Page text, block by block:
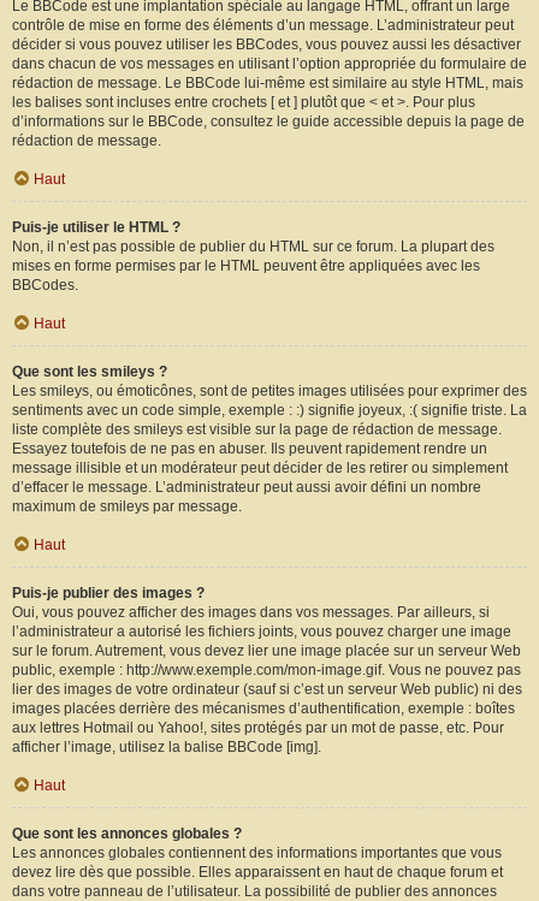
Le BBCode est une implantation spéciale au langage HTML, offrant un large
contrôle de mise en forme des éléments d’un message. L’administrateur peut
décider si vous pouvez utiliser les BBCodes, vous pouvez aussi les désactiver
dans chacun de vos messages en utilisant l’option appropriée du formulaire de
rédaction de message. Le BBCode lui-même est similaire au style HTML, mais
les balises sont incluses entre crochets [ et ] plutôt que < et >. Pour plus
d’informations sur le BBCode, consultez le guide accessible depuis la page de
rédaction de message.
Haut
Puis-je utiliser le HTML ?
Non, il n’est pas possible de publier du HTML sur ce forum. La plupart des
mises en forme permises par le HTML peuvent être appliquées avec les
BBCodes.
Haut
Que sont les smileys ?
Les smileys, ou émoticônes, sont de petites images utilisées pour exprimer des
sentiments avec un code simple, exemple : :) signifie joyeux, :( signifie triste. La
liste complète des smileys est visible sur la page de rédaction de message.
Essayez toutefois de ne pas en abuser. Ils peuvent rapidement rendre un
message illisible et un modérateur peut décider de les retirer ou simplement
d’effacer le message. L’administrateur peut aussi avoir défini un nombre
maximum de smileys par message.
Haut
Puis-je publier des images ?
Oui, vous pouvez afficher des images dans vos messages. Par ailleurs, si
l’administrateur a autorisé les fichiers joints, vous pouvez charger une image
sur le forum. Autrement, vous devez lier une image placée sur un serveur Web
public, exemple : http://www.exemple.com/mon-image.gif. Vous ne pouvez pas
lier des images de votre ordinateur (sauf si c’est un serveur Web public) ni des
images placées derrière des mécanismes d’authentification, exemple : boîtes
aux lettres Hotmail ou Yahoo!, sites protégés par un mot de passe, etc. Pour
afficher l’image, utilisez la balise BBCode [img].
Haut
Que sont les annonces globales ?
Les annonces globales contiennent des informations importantes que vous
devez lire dès que possible. Elles apparaissent en haut de chaque forum et
dans votre panneau de l’utilisateur. La possibilité de publier des annonces